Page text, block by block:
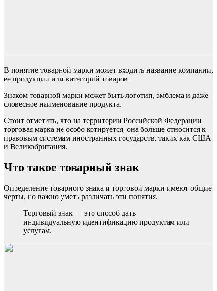
В понятие товарной марки может входить название компании,
ее продукции или категорий товаров.
Знаком товарной марки может быть логотип, эмблема и даже
словесное наименование продукта.
Стоит отметить, что на территории Российской Федерации
торговая марка не особо котируется, она больше относится к
правовым системам иностранных государств, таких как США
и Великобритания.
Что такое товарный знак
Определение товарного знака и торговой марки имеют общие
черты, но важно уметь различать эти понятия.
Торговый знак — это способ дать
индивидуальную идентификацию продуктам или
услугам.